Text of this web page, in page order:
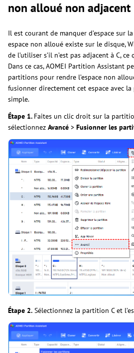
non alloué non adjacent
Il est courant de manquer d’espace sur
espace non alloué existe sur le disque,
de l’utiliser s’il n’est pas adjacent à C,
Dans ce cas, AOMEI Partition Assistant
partitions pour rendre l’espace non
fusionner directement cet espace avec
simple.
Étape 1. Faites un clic droit sur la
sélectionnez Avancé > Fusionner les
Étape 2. Sélectionnez la partition C et